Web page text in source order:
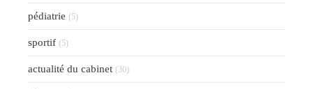
pédiatrie (5)
sportif (5)
actualité du cabinet (30)